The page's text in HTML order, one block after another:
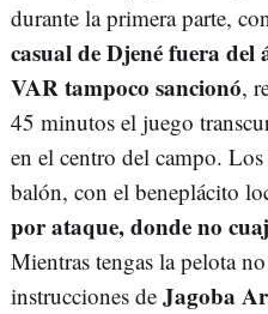
durante la primera parte,
casual de Djené fuera del
VAR tampoco sancionó,
45 minutos el juego
en el centro del campo.
balón, con el beneplácito
por ataque, donde no
Mientras tengas la pelota
instrucciones de Jagoba